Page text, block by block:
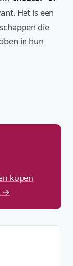
Het is een
die
in hun
kopen
→